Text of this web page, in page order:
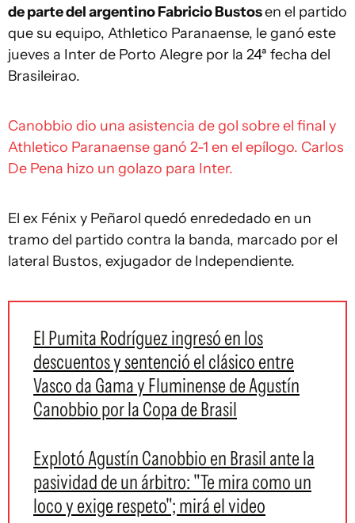
de parte del argentino Fabricio Bustosen el partido
que su equipo, Athletico Paranaense, le ganó este
jueves a Inter de Porto Alegre por la 24ª fecha del
Brasileirao.
Canobbio dio una asistencia de gol sobre el final y
Athletico Paranaense ganó 2-1 en el epílogo. Carlos
De Pena hizo un golazo para Inter.
El ex Fénix y Peñarol quedó enrededado en un
tramo del partido contra la banda, marcado por el
lateral Bustos, exjugador de Independiente.
El Pumita Rodríguez ingresó en los
descuentos y sentenció el clásico entre
Vasco da Gama y Fluminense de Agustín
Canobbio por la Copa de Brasil
Explotó Agustín Canobbio en Brasil ante la
pasividad de un árbitro: "Te mira como un
loco y exige respeto"; mirá el video